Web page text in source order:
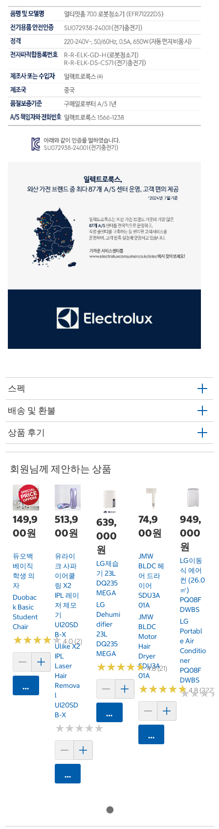
스펙
배송 및 환불
상품 후기
회원님께 제안하는 상품
149,9
00원
듀오백
베이직
학생 의
자
Duobac
K Basic
Student
Chair
★★★★★
★★★★★4.0 (2)
카트에 담기
513,9
00원
유라이
크 사파
이어쿨
링 X2
IPL 레이
저 제모
기
UI20SD
B-X
Ulike X2
IPL
Laser
Hair
Remova
L
UI20SD
B-X
★★★★★
★★★★★
카트에 담기
639,
000
원
LG제습
기 23L
DQ235
MEGA
LG
Dehumi
Difier
23L
DQ235
MEGA
★★★★★
★★★★★4.8 (21)
카트에 담기
74,9
00원
JMW
BLDC 헤
어 드라
이어
SDU3A
01A
JMW
BLDC
Motor
Hair
Dryer
SDU3A
01A
★★★★★
★★★★★4.8 (222)
카트에 담기
949,
000
원
LG이동
식 에어
컨 (26.0
㎡)
PQ08F
DWBS
LG
Portabl
E Air
Conditio
Ner
PQ08F
DWBS
★★★
★★★